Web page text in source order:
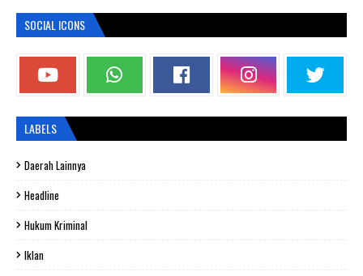
SOCIAL ICONS
LABELS
Daerah Lainnya
Headline
Hukum Kriminal
Iklan